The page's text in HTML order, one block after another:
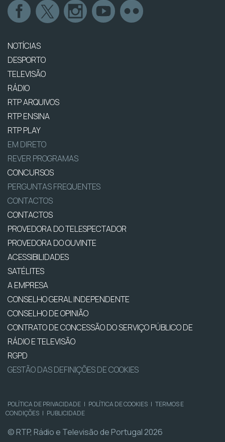
NOTÍCIAS
DESPORTO
TELEVISÃO
RÁDIO
RTP ARQUIVOS
RTP ENSINA
RTP PLAY
EM DIRETO
REVER PROGRAMAS
CONCURSOS
PERGUNTAS FREQUENTES
CONTACTOS
CONTACTOS
PROVEDORA DO TELESPECTADOR
PROVEDORA DO OUVINTE
ACESSIBILIDADES
SATÉLITES
A EMPRESA
CONSELHO GERAL INDEPENDENTE
CONSELHO DE OPINIÃO
CONTRATO DE CONCESSÃO DO SERVIÇO PÚBLICO DE
RÁDIO E TELEVISÃO
RGPD
GESTÃO DAS DEFINIÇÕES DE COOKIES
POLÍTICA DE PRIVACIDADE | POLÍTICA DE COOKIES | TERMOS E
CONDIÇÕES | PUBLICIDADE
© RTP, Rádio e Televisão de Portugal 2026